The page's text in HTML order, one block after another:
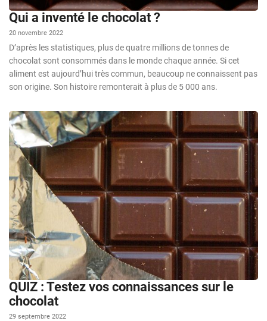
Qui a inventé le chocolat ?
20 novembre 2022
D’après les statistiques, plus de quatre millions de tonnes de
chocolat sont consommés dans le monde chaque année. Si cet
aliment est aujourd’hui très commun, beaucoup ne connaissent pas
son origine. Son histoire remonterait à plus de 5 000 ans.
QUIZ : Testez vos connaissances sur le
chocolat
29 septembre 2022